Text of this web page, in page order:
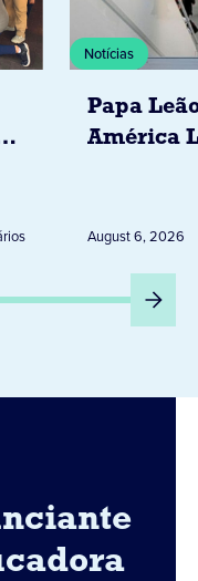
Notícias
Papa
América
Peru
August 6, 2026